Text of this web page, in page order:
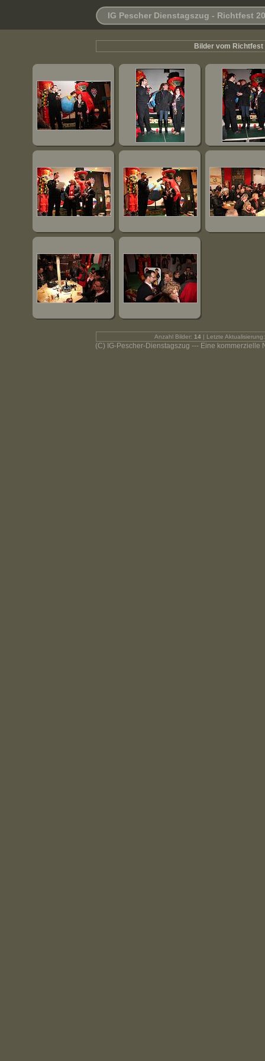
IG Pescher Dienstagszug - Richtfest
Bilder vom Richtfest
Anzahl Bilder: 14 | Letzte
(C) IG-Pescher-Dienstagszug --- Eine